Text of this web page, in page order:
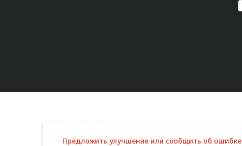
Предложить улучшение или сообщить об ошибке